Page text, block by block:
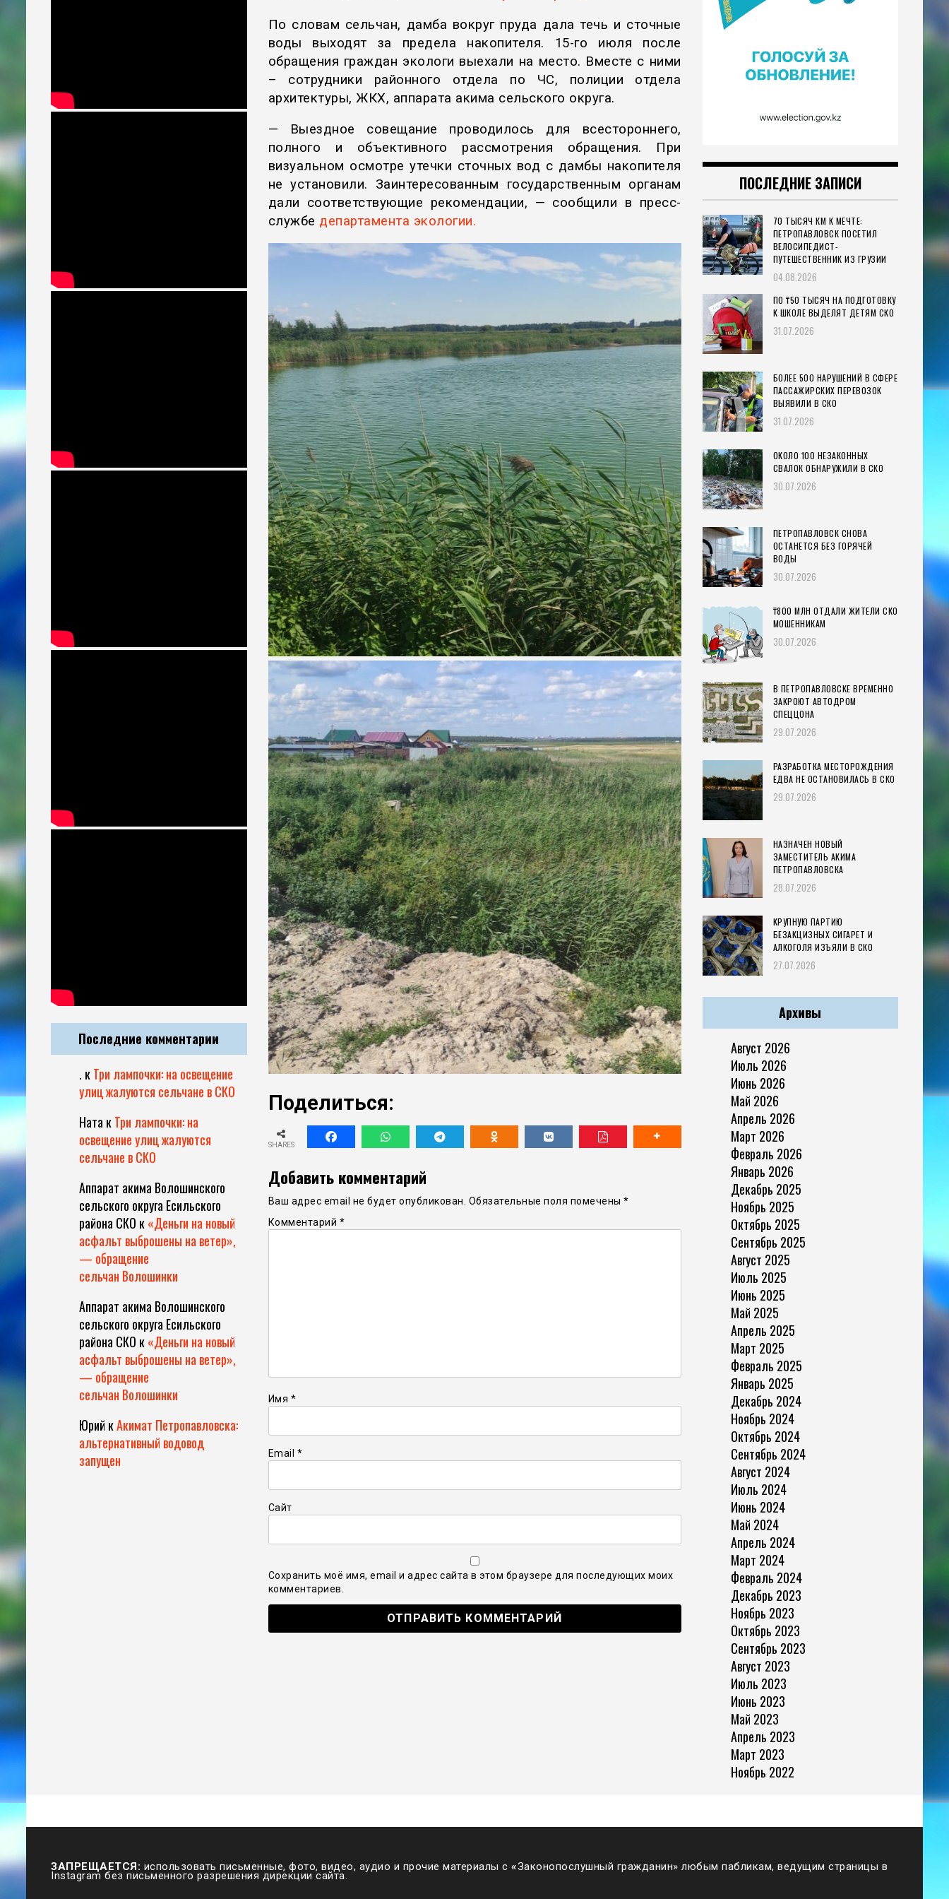
По словам сельчан, дамба вокруг пруда дала течь и сточные
воды выходят за предела накопителя. 15-го июля после
обращения граждан экологи выехали на место. Вместе с ними
– сотрудники районного отдела по ЧС, полиции отдела
архитектуры, ЖКХ, аппарата акима сельского округа.
— Выездное совещание проводилось для всестороннего,
полного и объективного рассмотрения обращения. При
визуальном осмотре утечки сточных вод с дамбы накопителя
не установили. Заинтересованным государственным органам
дали соответствующие рекомендации, — сообщили в пресс-
службе департамента экологии.
Поделиться:
SHARES
Добавить комментарий
Ваш адрес email не будет опубликован. Обязательные поля помечены *
Комментарий *
Имя *
Email *
Сайт
Сохранить моё имя, email и адрес сайта в этом браузере для последующих моих
комментариев.
Последние комментарии
. кТри лампочки: на освещение
улиц жалуются сельчане в СКО
Ната кТри лампочки: на
освещение улиц жалуются
сельчане в СКО
Аппарат акима Волошинского
сельского округа Есильского
района СКО к«Деньги на новый
асфальт выброшены на ветер»,
— обращение
сельчан Волошинки
Аппарат акима Волошинского
сельского округа Есильского
района СКО к«Деньги на новый
асфальт выброшены на ветер»,
— обращение
сельчан Волошинки
Юрий кАкимат Петропавловска:
альтернативный водовод
запущен
ПОСЛЕДНИЕ ЗАПИСИ
70 ТЫСЯЧ КМ К МЕЧТЕ:
ПЕТРОПАВЛОВСК ПОСЕТИЛ
ВЕЛОСИПЕДИСТ-
ПУТЕШЕСТВЕННИК ИЗ ГРУЗИИ
04.08.2026
ПО ₸50 ТЫСЯЧ НА ПОДГОТОВКУ
К ШКОЛЕ ВЫДЕЛЯТ ДЕТЯМ СКО
31.07.2026
БОЛЕЕ 500 НАРУШЕНИЙ В СФЕРЕ
ПАССАЖИРСКИХ ПЕРЕВОЗОК
ВЫЯВИЛИ В СКО
31.07.2026
ОКОЛО 100 НЕЗАКОННЫХ
СВАЛОК ОБНАРУЖИЛИ В СКО
30.07.2026
ПЕТРОПАВЛОВСК СНОВА
ОСТАНЕТСЯ БЕЗ ГОРЯЧЕЙ
ВОДЫ
30.07.2026
₸800 МЛН ОТДАЛИ ЖИТЕЛИ СКО
МОШЕННИКАМ
30.07.2026
В ПЕТРОПАВЛОВСКЕ ВРЕМЕННО
ЗАКРОЮТ АВТОДРОМ
СПЕЦЦОНА
29.07.2026
РАЗРАБОТКА МЕСТОРОЖДЕНИЯ
ЕДВА НЕ ОСТАНОВИЛАСЬ В СКО
29.07.2026
НАЗНАЧЕН НОВЫЙ
ЗАМЕСТИТЕЛЬ АКИМА
ПЕТРОПАВЛОВСКА
28.07.2026
КРУПНУЮ ПАРТИЮ
БЕЗАКЦИЗНЫХ СИГАРЕТ И
АЛКОГОЛЯ ИЗЪЯЛИ В СКО
27.07.2026
Архивы
Август 2026
Июль 2026
Июнь 2026
Май 2026
Апрель 2026
Март 2026
Февраль 2026
Январь 2026
Декабрь 2025
Ноябрь 2025
Октябрь 2025
Сентябрь 2025
Август 2025
Июль 2025
Июнь 2025
Май 2025
Апрель 2025
Март 2025
Февраль 2025
Январь 2025
Декабрь 2024
Ноябрь 2024
Октябрь 2024
Сентябрь 2024
Август 2024
Июль 2024
Июнь 2024
Май 2024
Апрель 2024
Март 2024
Февраль 2024
Декабрь 2023
Ноябрь 2023
Октябрь 2023
Сентябрь 2023
Август 2023
Июль 2023
Июнь 2023
Май 2023
Апрель 2023
Март 2023
Ноябрь 2022
ЗАПРЕЩАЕТСЯ: использовать письменные, фото, видео, аудио и прочие материалы с «Законопослушный гражданин» любым пабликам, ведущим страницы в
Instagram без письменного разрешения дирекции сайта.